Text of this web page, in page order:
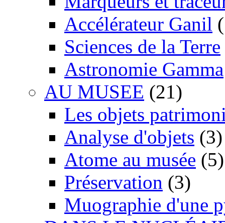
Accélérateur Ganil
Sciences de la Terre
Astronomie Gamma
AU MUSEE (21)
Les objets
Analyse d'objets (3)
Atome au musée (5)
Préservation (3)
Muographie d'une